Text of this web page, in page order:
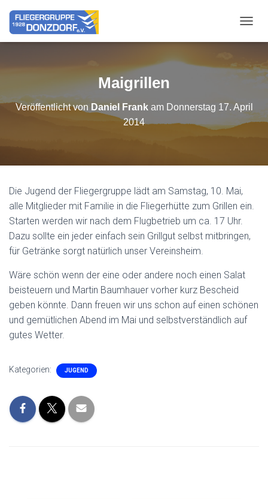
Maigrillen
Veröffentlicht von Daniel Frankam Donnerstag 17. April
2014
Die Jugend der Fliegergruppe lädt am Samstag, 10. Mai,
alle Mitglieder mit Familie in die Fliegerhütte zum Grillen ein.
Starten werden wir nach dem Flugbetrieb um ca. 17 Uhr.
Dazu sollte ein jeder einfach sein Grillgut selbst mitbringen,
für Getränke sorgt natürlich unser Vereinsheim.
Wäre schön wenn der eine oder andere noch einen Salat
beisteuern und Martin Baumhauer vorher kurz Bescheid
geben könnte. Dann freuen wir uns schon auf einen schönen
und gemütlichen Abend im Mai und selbstverständlich auf
gutes Wetter.
Kategorien: JUGEND